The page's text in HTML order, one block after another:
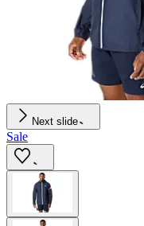
Next slide
Sale